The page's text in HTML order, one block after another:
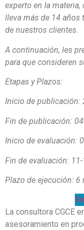
experto en la materia,
lleva más de 14
de nuestros clientes.
A continuación, les
para que consideren
Etapas y Plazos:
Inicio de publicación:
Fin de publicación:
Inicio de evaluación:
Fin de evaluación:
Plazo de ejecución: 6
La consultora CGCE
asesoramiento en